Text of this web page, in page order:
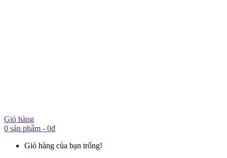
Giỏ hàng
0 sản phẩm - 0đ
Giỏ hàng của bạn trống!